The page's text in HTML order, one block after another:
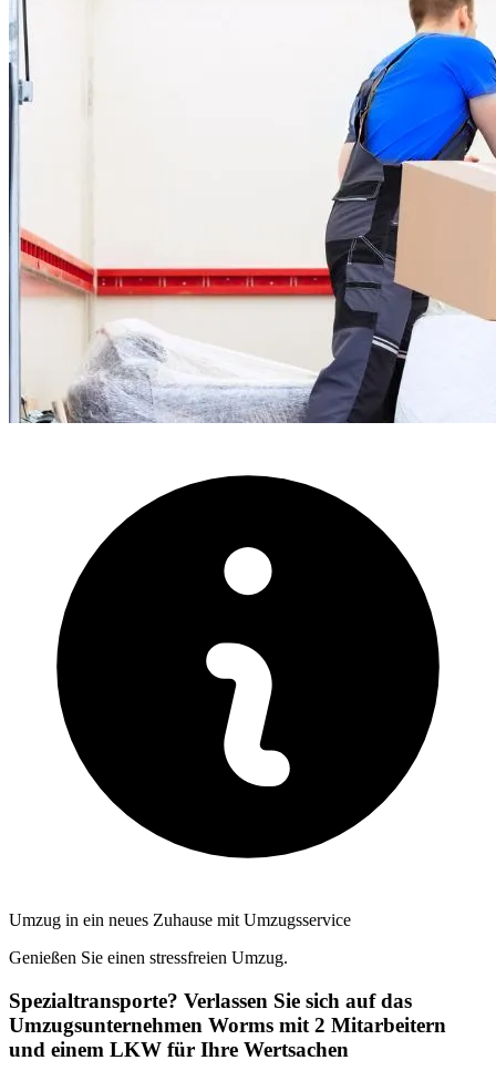
Umzug in ein neues Zuhause mit Umzugsservice
Genießen Sie einen stressfreien Umzug.
Spezialtransporte? Verlassen Sie sich auf das
Umzugsunternehmen Worms mit 2 Mitarbeitern
und einem LKW für Ihre Wertsachen